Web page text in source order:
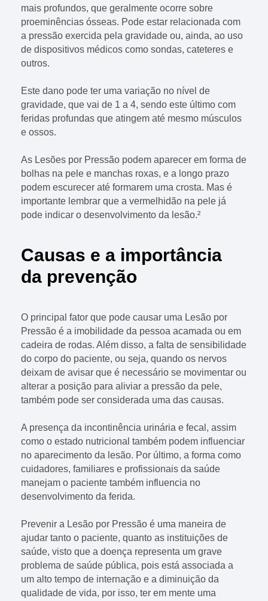
mais profundos, que geralmente ocorre sobre
proeminências ósseas. Pode estar relacionada com
a pressão exercida pela gravidade ou, ainda, ao uso
de dispositivos médicos como sondas, cateteres e
outros.
Este dano pode ter uma variação no nível de
gravidade, que vai de 1 a 4, sendo este último com
feridas profundas que atingem até mesmo músculos
e ossos.
As Lesões por Pressão podem aparecer em forma de
bolhas na pele e manchas roxas, e a longo prazo
podem escurecer até formarem uma crosta. Mas é
importante lembrar que a vermelhidão na pele já
pode indicar o desenvolvimento da lesão.²
Causas e a importância
da prevenção
O principal fator que pode causar uma Lesão por
Pressão é a imobilidade da pessoa acamada ou em
cadeira de rodas. Além disso, a falta de sensibilidade
do corpo do paciente, ou seja, quando os nervos
deixam de avisar que é necessário se movimentar ou
alterar a posição para aliviar a pressão da pele,
também pode ser considerada uma das causas.
A presença da incontinência urinária e fecal, assim
como o estado nutricional também podem influenciar
no aparecimento da lesão. Por último, a forma como
cuidadores, familiares e profissionais da saúde
manejam o paciente também influencia no
desenvolvimento da ferida.
Prevenir a Lesão por Pressão é uma maneira de
ajudar tanto o paciente, quanto as instituições de
saúde, visto que a doença representa um grave
problema de saúde pública, pois está associada a
um alto tempo de internação e a diminuição da
qualidade de vida, por isso, ter em mente uma